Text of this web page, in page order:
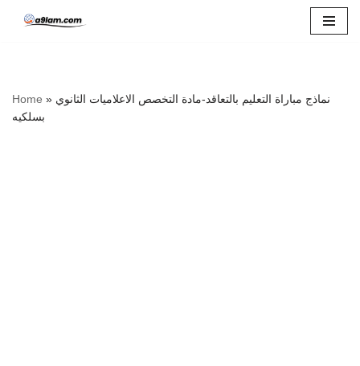
Home » نماذج مباراة التعليم بالتعاقد-مادة التخصص الاعلاميات الثانوي
بسلكيه